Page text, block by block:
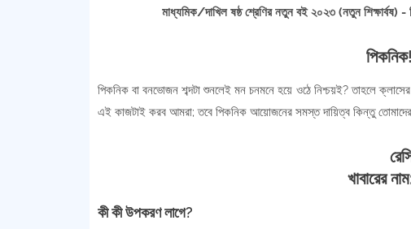
মাধ্যমিক/দাখিল ষষ্ঠ শ্রেণির নতুন বই ২০২৩ (নতুন
পিকনিক বা বনভোজন শব্দটা শুনলেই মন চনমনে হয়ে ওঠে নিশ্চয়ই? তাহলে
এই কাজটাই করব আমরা; তবে পিকনিক আয়োজনের সমস্ত দায়িত্ব কিন্তু তোমাদের
খাবারের
কী কী উপকরণ লাগে?